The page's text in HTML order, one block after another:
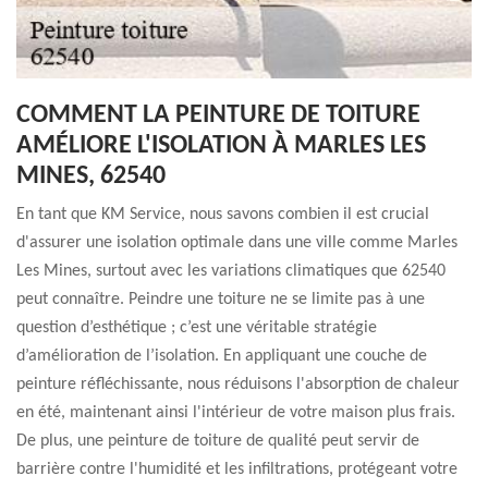
COMMENT LA PEINTURE DE TOITURE
AMÉLIORE L'ISOLATION À MARLES LES
MINES, 62540
En tant que KM Service, nous savons combien il est crucial
d'assurer une isolation optimale dans une ville comme Marles
Les Mines, surtout avec les variations climatiques que 62540
peut connaître. Peindre une toiture ne se limite pas à une
question d’esthétique ; c’est une véritable stratégie
d’amélioration de l’isolation. En appliquant une couche de
peinture réfléchissante, nous réduisons l'absorption de chaleur
en été, maintenant ainsi l'intérieur de votre maison plus frais.
De plus, une peinture de toiture de qualité peut servir de
barrière contre l'humidité et les infiltrations, protégeant votre